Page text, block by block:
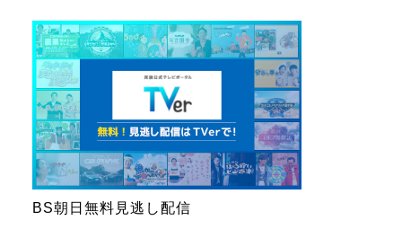
BS朝日無料見逃し配信